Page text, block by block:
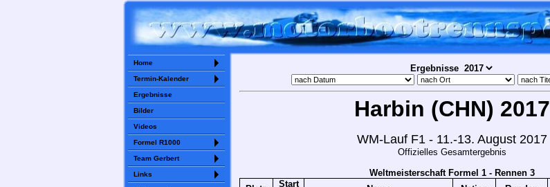
Home
Termin-Kalender
Ergebnisse
Bilder
Videos
Formel R1000
Team Gerbert
Links
Ergebnisse
Harbin (CHN) 2017
WM-Lauf F1 - 11.-13. August 2017
Offizielles Gesamtergebnis
Weltmeisterschaft Formel 1 - Rennen 3
Start